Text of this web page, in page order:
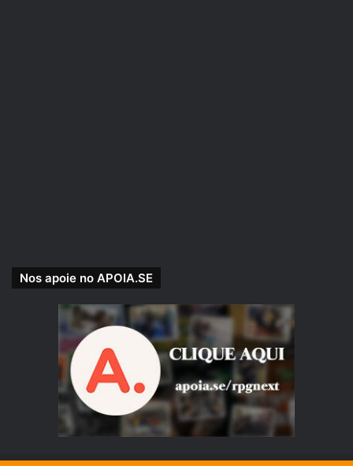
Nos apoie no APOIA.SE